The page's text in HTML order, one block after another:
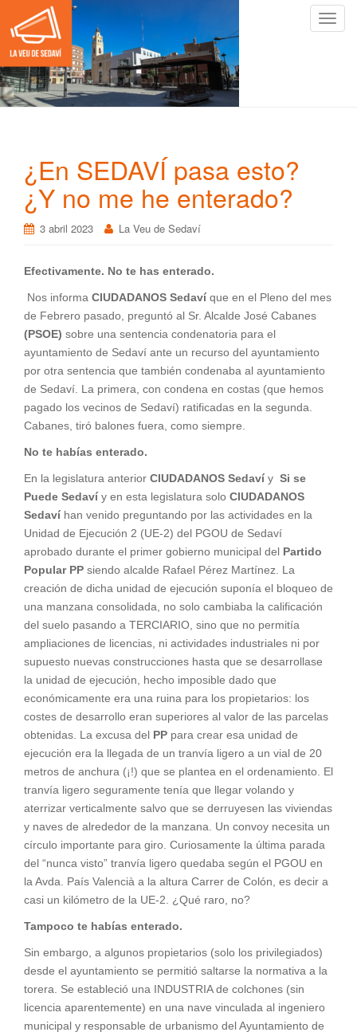
C
ó
¿En SEDAVÍ pasa esto?
¿Y no me he enterado?
3 abril 2023 La Veu de Sedaví
Efectivamente. No te has enterado.
Nos informa CIUDADANOS Sedaví que en el Pleno del mes
de Febrero pasado, preguntó al Sr. Alcalde José Cabanes
(PSOE) sobre una sentencia condenatoria para el
ayuntamiento de Sedaví ante un recurso del ayuntamiento
por otra sentencia que también condenaba al ayuntamiento
de Sedaví. La primera, con condena en costas (que hemos
pagado los vecinos de Sedaví) ratificadas en la segunda.
Cabanes, tiró balones fuera, como siempre.
No te habías enterado.
En la legislatura anterior CIUDADANOS Sedaví y Si se
Puede Sedaví y en esta legislatura solo CIUDADANOS
Sedaví han venido preguntando por las actividades en la
Unidad de Ejecución 2 (UE-2) del PGOU de Sedaví
aprobado durante el primer gobierno municipal del Partido
Popular PP siendo alcalde Rafael Pérez Martínez. La
creación de dicha unidad de ejecución suponía el bloqueo de
una manzana consolidada, no solo cambiaba la calificación
del suelo pasando a TERCIARIO, sino que no permitía
ampliaciones de licencias, ni actividades industriales ni por
supuesto nuevas construcciones hasta que se desarrollase
la unidad de ejecución, hecho imposible dado que
económicamente era una ruina para los propietarios: los
costes de desarrollo eran superiores al valor de las parcelas
obtenidas. La excusa del PP para crear esa unidad de
ejecución era la llegada de un tranvía ligero a un vial de 20
metros de anchura (¡!) que se plantea en el ordenamiento. El
tranvía ligero seguramente tenía que llegar volando y
aterrizar verticalmente salvo que se derruyesen las viviendas
y naves de alrededor de la manzana. Un convoy necesita un
círculo importante para giro. Curiosamente la última parada
del “nunca visto” tranvía ligero quedaba según el PGOU en
la Avda. País Valencià a la altura Carrer de Colón, es decir a
casi un kilómetro de la UE-2. ¿Qué raro, no?
Tampoco te habías enterado.
Sin embargo, a algunos propietarios (solo los privilegiados)
desde el ayuntamiento se permitió saltarse la normativa a la
torera. Se estableció una INDUSTRIA de colchones (sin
licencia aparentemente) en una nave vinculada al ingeniero
municipal y responsable de urbanismo del Ayuntamiento de